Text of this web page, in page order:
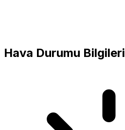
Hava Durumu Bilgileri